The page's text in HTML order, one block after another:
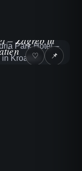
♡ 📌
– Zagreb in